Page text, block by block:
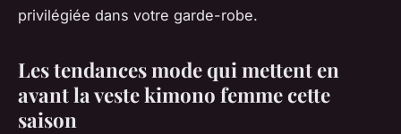
privilégiée dans votre garde-robe.
Les tendances mode qui mettent en
avant la veste kimono femme cette
saison